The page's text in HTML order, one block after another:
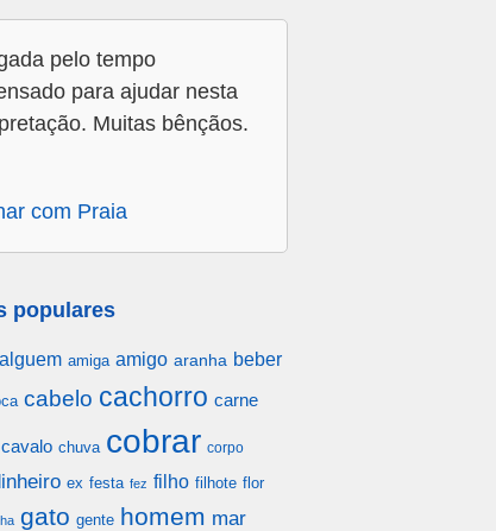
pelo tempo
para ajudar nesta
Muitas bênçãos.
com Praia
populares
alguem amiga amigo aranha beber
cabelo cachorro carne
cavalo chuva cobrar corpo
ex festa fez filho filhote flor
gato gente homem mar